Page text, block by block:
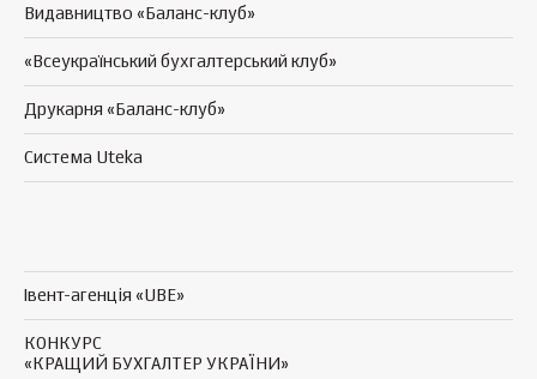
Видавництво «Баланс-клуб»
«Всеукраїнський бухгалтерський клуб»
Друкарня «Баланс-клуб»
Система Uteka
Івент-агенція «UBE»
КОНКУРС
«КРАЩИЙ БУХГАЛТЕР УКРАЇНИ»